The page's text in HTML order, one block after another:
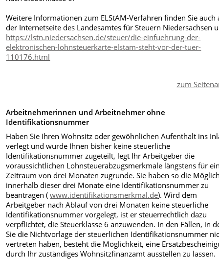
Weitere Informationen zum ELStAM-Verfahren finden Sie auch
der Internetseite des Landesamtes für Steuern Niedersachsen
https://lstn.niedersachsen.de/steuer/die-einfuehrung-der-
elektronischen-lohnsteuerkarte-elstam-steht-vor-der-tuer-
110176.html
zum
Arbeitnehmerinnen und Arbeitnehmer ohne
Identifikationsnummer
Haben Sie Ihren Wohnsitz oder gewöhnlichen Aufenthalt ins
verlegt und wurde Ihnen bisher keine steuerliche
Identifikationsnummer zugeteilt, legt Ihr Arbeitgeber die
voraussichtlichen Lohnsteuerabzugsmerkmale längstens für
Zeitraum von drei Monaten zugrunde. Sie haben so die
innerhalb dieser drei Monate eine Identifikationsnummer zu
beantragen (www.identifikationsmerkmal.de). Wird dem
Arbeitgeber nach Ablauf von drei Monaten keine steuerliche
Identifikationsnummer vorgelegt, ist er steuerrechtlich dazu
verpflichtet, die Steuerklasse 6 anzuwenden. In den Fällen, in
Sie die Nichtvorlage der steuerlichen Identifikationsnummer
vertreten haben, besteht die Möglichkeit, eine
durch Ihr zuständiges Wohnsitzfinanzamt ausstellen zu lassen.